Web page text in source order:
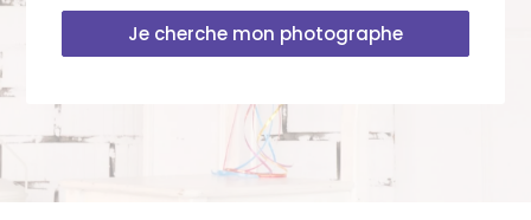
Je cherche mon photographe